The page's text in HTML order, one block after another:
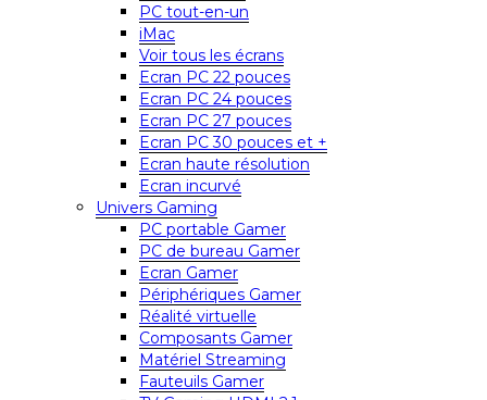
PC tout-en-un
iMac
Voir tous les écrans
Ecran PC 22 pouces
Ecran PC 24 pouces
Ecran PC 27 pouces
Ecran PC 30 pouces et +
Ecran haute résolution
Ecran incurvé
Univers Gaming
PC portable Gamer
PC de bureau Gamer
Ecran Gamer
Périphériques Gamer
Réalité virtuelle
Composants Gamer
Matériel Streaming
Fauteuils Gamer